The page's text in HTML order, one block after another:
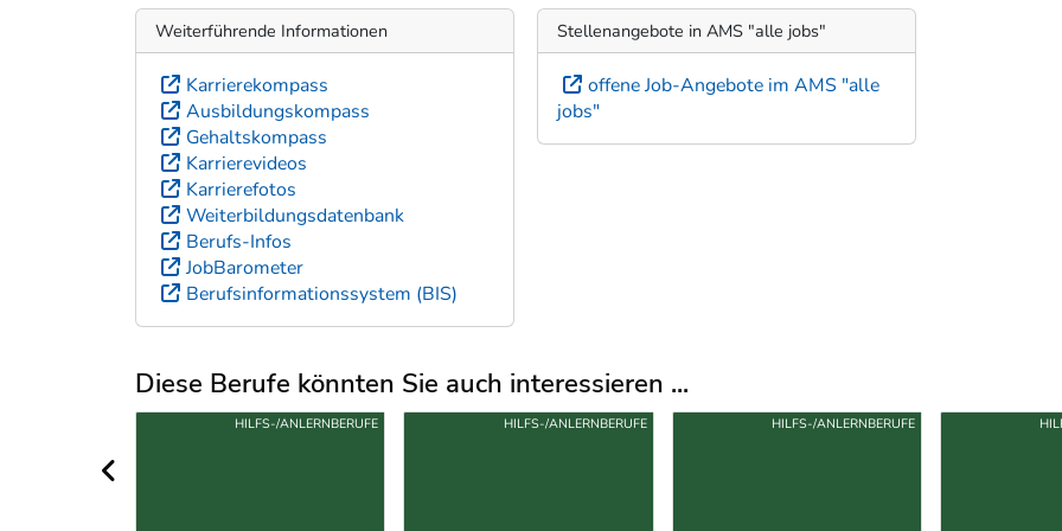
Weiterführende Informationen
Karrierekompass
Ausbildungskompass
Gehaltskompass
Karrierevideos
Karrierefotos
Weiterbildungsdatenbank
Berufs-Infos
JobBarometer
Berufsinformationssystem (BIS)
Stellenangebote in AMS "alle jobs"
offene Job-Angebote im AMS "alle
jobs"
Diese Berufe könnten Sie auch interessieren ...
Uber weitere Berufsvorschläge
HILFS-/ANLERNBERUFE HILFS-/ANLERNBERUFE HILFS-/ANLERNBERUFE